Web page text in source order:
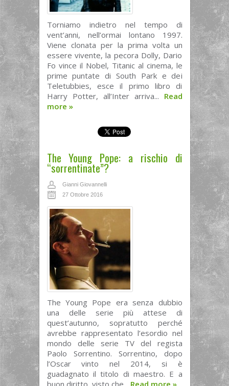
Torniamo indietro nel tempo di
vent’anni, nell’ormai lontano 1997.
Viene clonata per la prima volta un
essere vivente, la pecora Dolly, Dario
Fo vince il Nobel, Titanic al cinema, le
prime puntate di South Park e dei
Teletubbies, esce il primo libro di
Harry Potter, all’Inter arriva... Read
more »
The Young Pope: a rischio di
“sorrentinate”?
Gianni Giovannelli
27 Ottobre 2016
The Young Pope era senza dubbio
una delle serie più attese di
quest’autunno, sopratutto perché
avrebbe rappresentato l’esordio nel
mondo delle serie TV del regista
Paolo Sorrentino. Sorrentino, dopo
l’Oscar vinto nel 2014, si è
guadagnato il titolo di maestro. E a
buon diritto, visto che... Read more »